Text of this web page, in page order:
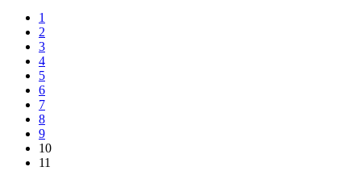
1
2
3
4
5
6
7
8
9
10
11